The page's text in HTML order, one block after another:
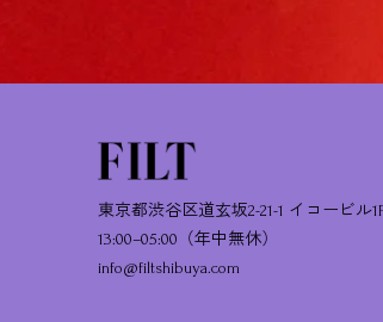
東京都渋谷区道玄坂2-21-1 イコービル
13:00–05:00（年中無休）
info@filtshibuya.com